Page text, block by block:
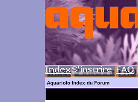
Aquariolo Index du Forum